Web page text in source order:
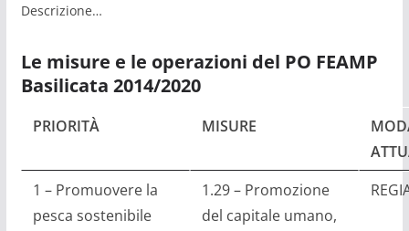
Descrizione…
Le misure e le operazioni del PO FEAMP
Basilicata 2014/2020
PRIORITÀ MISURE
1 – Promuovere la
pesca sostenibile
1.29 – Promozione
del capitale umano,